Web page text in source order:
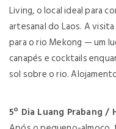
Living, o local ideal para
artesanal do Laos. A
para o rio Mekong — um
canapés e cocktails
sol sobre o rio.
5º Dia Luang Prabang /